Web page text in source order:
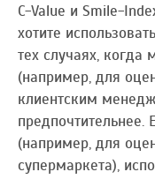
С-Value и Smile-
хотите
тех случаях, когда
(например, для
клиентским
предпочтительнее.
(например, для
супермаркета),